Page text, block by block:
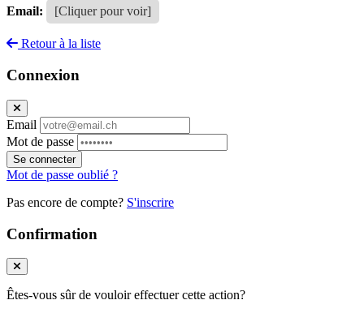
Email: [Cliquer pour voir]
Retour à la liste
Connexion
Email
Mot de passe
Se connecter
Mot de passe oublié ?
Pas encore de compte? S'inscrire
Confirmation
Êtes-vous sûr de vouloir effectuer cette action?